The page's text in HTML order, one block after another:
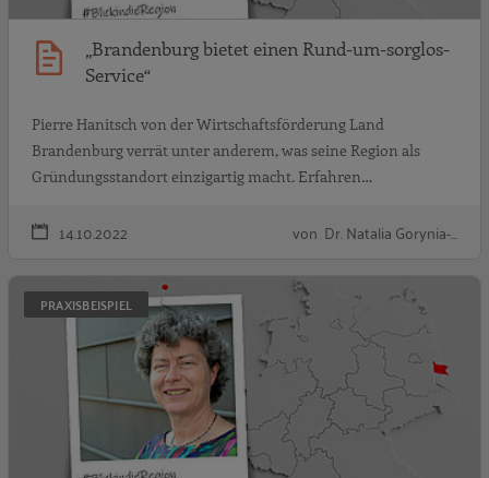
„Brandenburg bietet einen Rund-um-sorglos-
Service“
Pierre Hanitsch von der Wirtschaftsförderung Land
Brandenburg verrät unter anderem, was seine Region als
Gründungsstandort einzigartig macht. Erfahren…
14.10.2022 von Dr. Natalia Gorynia-…
PRAXISBEISPIEL